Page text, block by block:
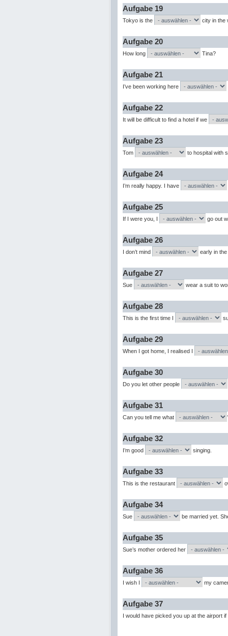
Aufgabe 19
Tokyo is the city in the
Aufgabe 20
How long Tina?
Aufgabe 21
I’ve been working here
Aufgabe 22
It will be difficult to find a hotel if we
Aufgabe 23
Tom to hospital with
Aufgabe 24
I’m really happy. I have
Aufgabe 25
If I were you, I go out
Aufgabe 26
I don’t mind early in
Aufgabe 27
Sue wear a suit to
Aufgabe 28
This is the first time I
Aufgabe 29
When I got home, I realised I
Aufgabe 30
Do you let other people
Aufgabe 31
Can you tell me what
Aufgabe 32
I’m good singing.
Aufgabe 33
This is the restaurant
Aufgabe 34
Sue be married yet.
Aufgabe 35
Sue’s mother ordered her
Aufgabe 36
I wish I my
Aufgabe 37
I would have picked you up at the airport